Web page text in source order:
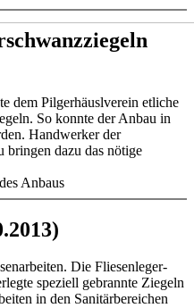
dem Pilgerhäuslverein etliche
So konnte der Anbau in
Handwerker der
bringen dazu das nötige
Anbaus
Die Fliesenleger-
speziell gebrannte Ziegeln
in den Sanitärbereichen